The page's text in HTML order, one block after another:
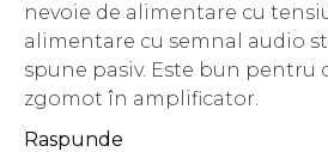
nevoie de alimentare cu
alimentare cu semnal audio
spune pasiv. Este bun pentru
zgomot în amplificator.
Raspunde